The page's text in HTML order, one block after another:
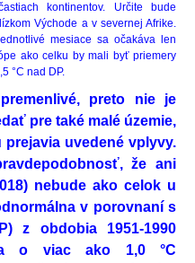
kontinentov. Určite bude
Východe a v severnej Afrike.
mesiace sa očakáva len
ako celku by mali byť priemery
°C nad DP.
preto nie je
pre také malé územie,
uvedené vplyvy.
že ani
nebude ako celok u
v porovnaní s
z obdobia 1951-1990
o viac ako 1,0 °C